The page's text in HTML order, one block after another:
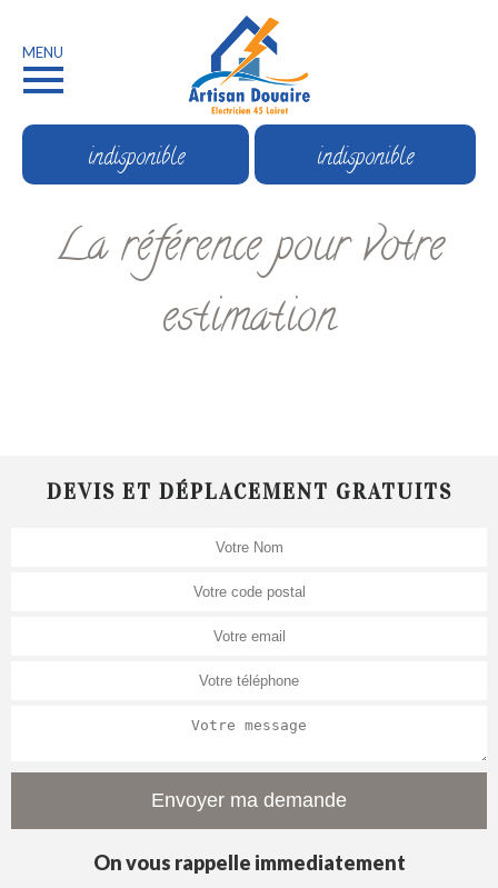
MENU
indisponible indisponible
La référence pour votre
estimation
DEVIS ET DÉPLACEMENT GRATUITS
On vous rappelle immediatement